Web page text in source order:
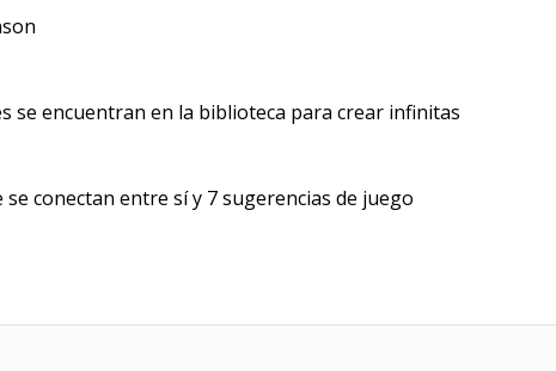
se encuentran en la biblioteca para crear infinitas
se conectan entre sí y 7 sugerencias de juego